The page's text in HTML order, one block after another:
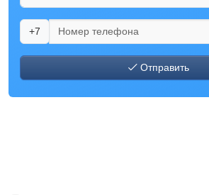
+7
Отправить